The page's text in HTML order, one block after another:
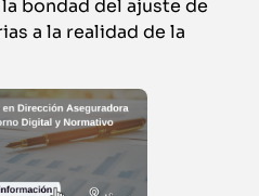
bondad del ajuste de
a la realidad de la